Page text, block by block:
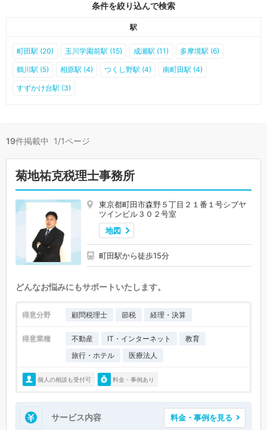
条件を絞り込んで検索
駅
町田駅 (20) 玉川学園前駅 (15) 成瀬駅 (11) 多摩境駅 (6)
鶴川駅 (5) 相原駅 (4) つくし野駅 (4) 南町田駅 (4)
すずかけ台駅 (3)
19件掲載中 1/1ページ
菊地祐克税理士事務所
東京都町田市森野５丁目２１番１号シブヤ
ツインビル３０２号室
地図
町田駅から徒歩15分
どんなお悩みにもサポートいたします。
得意分野 顧問税理士 節税 経理・決算
得意業種 不動産 IT・インターネット
教育
旅行・ホテル
医療法人
個人の相談も受付可 料金・事例あり
サービス内容 料金・事例を見る